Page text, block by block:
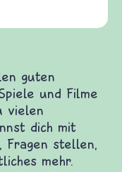
Filme auf
Kindern
beitragen
und